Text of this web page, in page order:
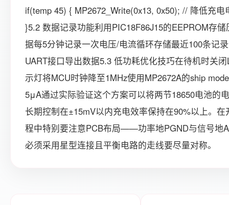
if(temp 45) { MP2672_Write(0x13, 0x50); // 降低充电
}5.2 数据记录功能利用PIC18F86J15的EEPROM存储
据每5分钟记录一次电压/电流循环存储最近100条记
UART接口导出数据5.3 低功耗优化技巧在待机时关
示灯将MCU时钟降至1MHz使用MP2672A的ship
5μA通过实际验证这个方案可以将两节18650电池的
长期控制在±15mV以内充电效率保持在90%以上。在
程中特别要注意PCB布局——功率地PGND与信号地
必须采用星型连接且平衡电路的走线要尽量对称。